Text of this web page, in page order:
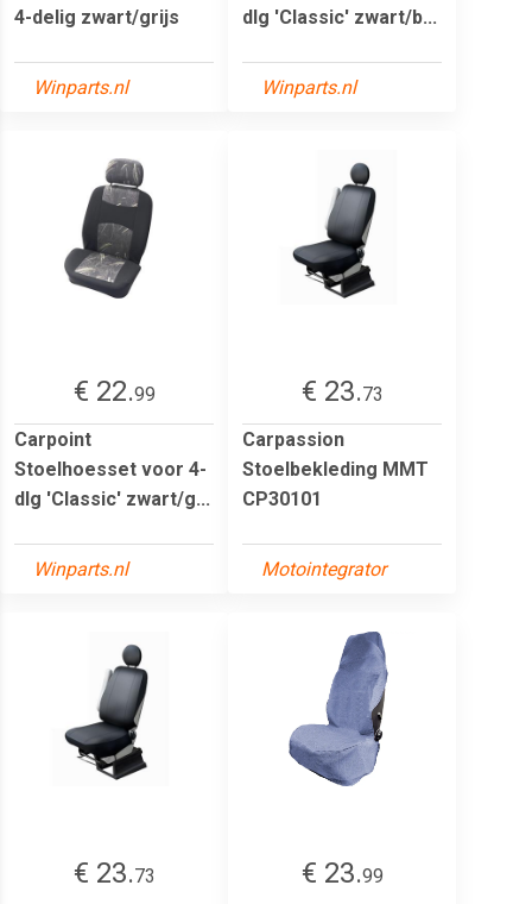
4-delig zwart/grijs
Winparts.nl
dlg 'Classic' zwart/b...
Winparts.nl
€ 22.99
Carpoint
Stoelhoesset voor 4-
dlg 'Classic' zwart/g...
Winparts.nl
€ 23.73
Carpassion
Stoelbekleding MMT
CP30101
Motointegrator
€ 23.73 € 23.99